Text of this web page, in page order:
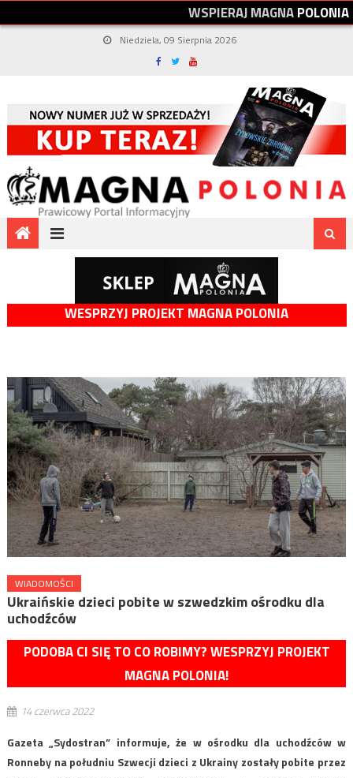
WSPIERAJMAGNAPOLONIA
Niedziela, 09 Sierpnia 2026
WESPRZYJ PROJEKT MAGNA POLONIA
WIADOMOŚCI
Ukraińskie dzieci pobite w szwedzkim ośrodku dla
uchodźców
PODOBA CI SIĘ TO CO ROBIMY? WESPRZYJ PROJEKT
MAGNA POLONIA!
14 czerwca 2022
Gazeta „Sydostran” informuje, że w ośrodku dla uchodźców w
Ronneby na południu Szwecji dzieci z Ukrainy zostały pobite przez